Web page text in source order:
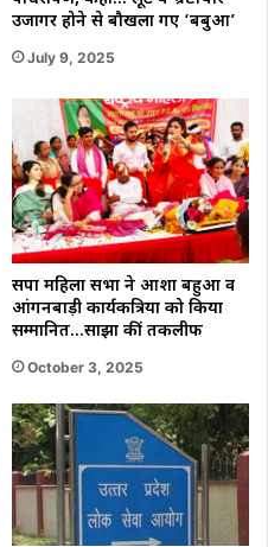
उजागर होने से बौखला गए ‘बबुआ’
July 9, 2025
सपा महिला सभा ने आशा बहुओं व
आंगनबाड़ी कार्यकत्रियों को किया
सम्मानित…साझा कीं तकलीफें
October 3, 2025